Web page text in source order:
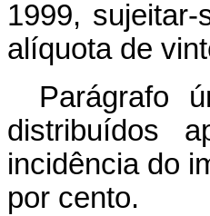
1999,
alíquota de
Parágrafo
distribuídos
incidência do
por cento.